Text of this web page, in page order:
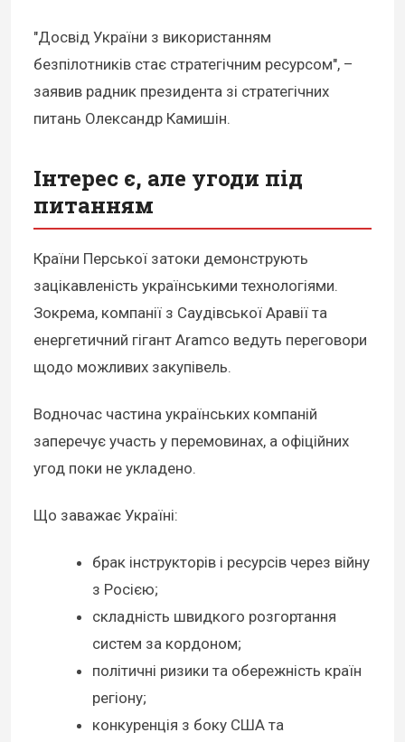
"Досвід України з використанням
безпілотників стає стратегічним ресурсом", –
заявив радник президента зі стратегічних
питань Олександр Камишін.
Інтерес є, але угоди під
питанням
Країни Перської затоки демонструють
зацікавленість українськими технологіями.
Зокрема, компанії з Саудівської Аравії та
енергетичний гігант Aramco ведуть переговори
щодо можливих закупівель.
Водночас частина українських компаній
заперечує участь у перемовинах, а офіційних
угод поки не укладено.
Що заважає Україні:
брак інструкторів і ресурсів через війну
з Росією;
складність швидкого розгортання
систем за кордоном;
політичні ризики та обережність країн
регіону;
конкуренція з боку США та